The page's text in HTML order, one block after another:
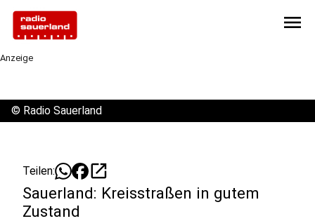
menu
Anzeige
© Radio Sauerland
Teilen: open_in_new
Sauerland: Kreisstraßen in gutem
Zustand